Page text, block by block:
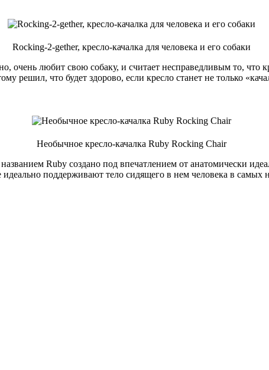
Rocking-2-gether, кресло-качалка для человека и его собаки
очень любит свою собаку, и считает несправедливым то,
решил, что будет здорово, если кресло станет не только
Необычное кресло-качалка Ruby Rocking Chair
Ruby создано под впечатлением от анатомически
поддерживают тело сидящего в нем человека в